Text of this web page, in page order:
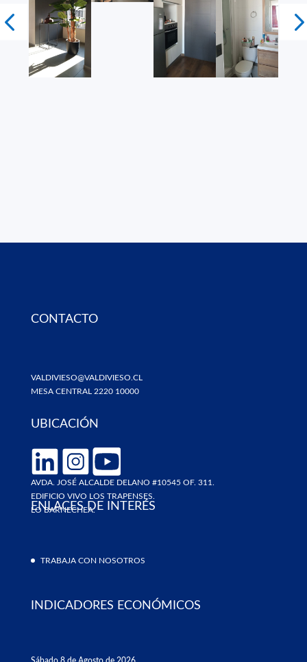
CONTACTO
VALDIVIESO@VALDIVIESO.CL
MESA CENTRAL 2220 10000
UBICACIÓN
AVDA. JOSÉ ALCALDE DELANO #10545 OF. 311.
EDIFICIO VIVO LOS TRAPENSES.
LO BARNECHEA.
ENLACES DE INTERÉS
TRABAJA CON NOSOTROS
INDICADORES ECONÓMICOS